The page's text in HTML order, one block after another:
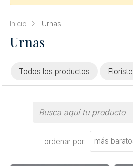
Inicio Urnas
Urnas
Todos los productos
ordenar por: